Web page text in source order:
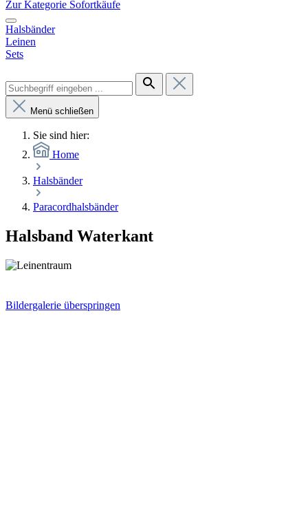
Zur Kategorie Sofortkäufe
Halsbänder
Leinen
Sets
Menü schließen
Sie sind hier:
Home
Halsbänder
Paracordhalsbänder
Halsband Waterkant
Bildergalerie überspringen